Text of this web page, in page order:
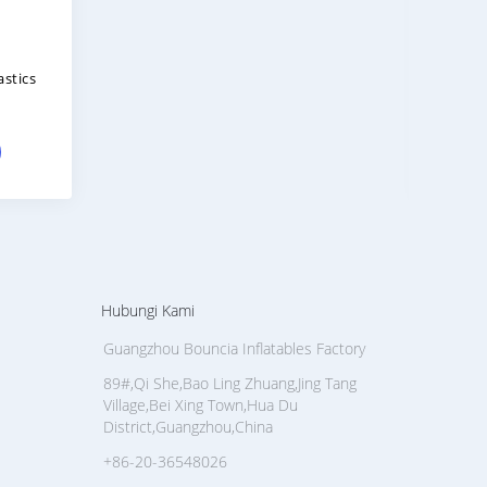
Hubungi Kami
Guangzhou Bouncia Inflatables Factory
89#,Qi She,Bao Ling Zhuang,Jing Tang
Village,Bei Xing Town,Hua Du
District,Guangzhou,China
+86-20-36548026